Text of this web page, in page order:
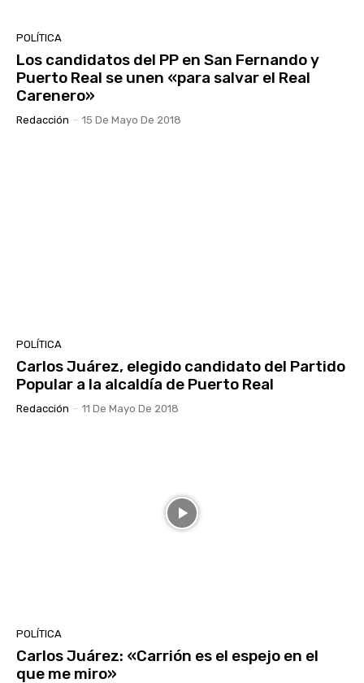
POLÍTICA
Los candidatos del PP en San Fernando y
Puerto Real se unen «para salvar el Real
Carenero»
Redacción - 15 De Mayo De 2018
POLÍTICA
Carlos Juárez, elegido candidato del Partido
Popular a la alcaldía de Puerto Real
Redacción - 11 De Mayo De 2018
POLÍTICA
Carlos Juárez: «Carrión es el espejo en el
que me miro»